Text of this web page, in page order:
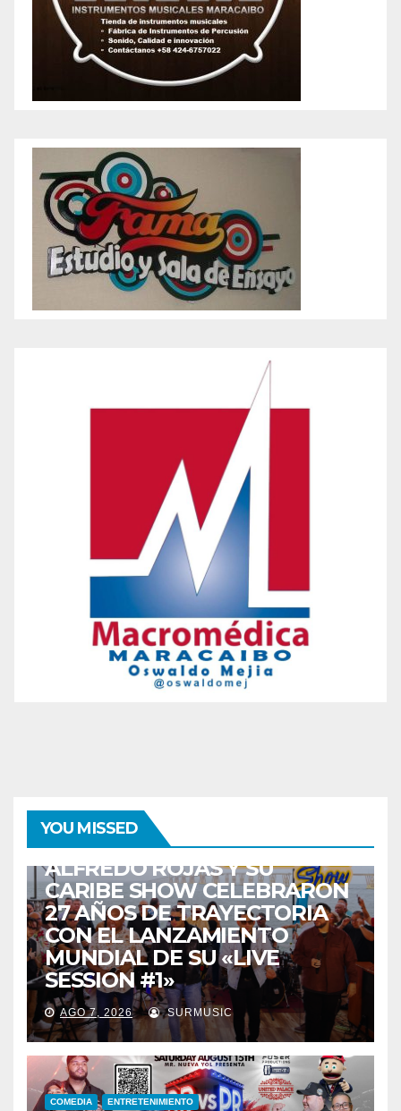
YOU MISSED
ZULIA
ALFREDO ROJAS Y SU
CARIBE SHOW CELEBRARON
27 AÑOS DE TRAYECTORIA
CON EL LANZAMIENTO
MUNDIAL DE SU «LIVE
SESSION #1»
AGO 7, 2026 SURMUSIC
COMEDIA ENTRETENIMIENTO